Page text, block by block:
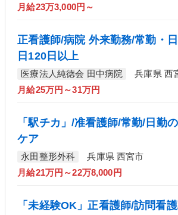
月給23万3,000円～
正看護師/病院 外来勤務/常勤・
日120日以上
医療法人純徳会 田中病院
兵庫県 西
月給25万円～31万円
「駅チカ」/准看護師/常勤/日勤
ケア
永田整形外科
兵庫県 西宮市
月給21万円～22万8,000円
「未経験OK」正看護師/訪問看